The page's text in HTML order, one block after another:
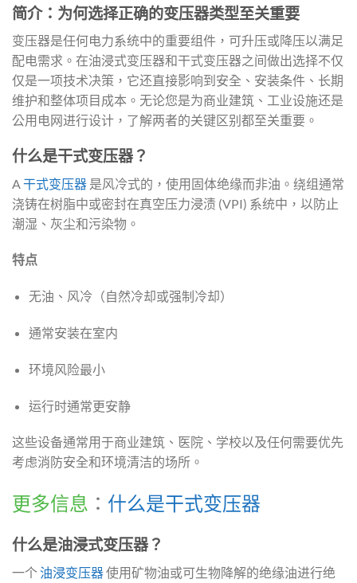
简介：为何选择正确的变压器类型至关重要
变压器是任何电力系统中的重要组件，可升压或降压以满足
配电需求。在油浸式变压器和干式变压器之间做出选择不仅
仅是一项技术决策，它还直接影响到安全、安装条件、长期
维护和整体项目成本。无论您是为商业建筑、工业设施还是
公用电网进行设计，了解两者的关键区别都至关重要。
什么是干式变压器？
A 干式变压器 是风冷式的，使用固体绝缘而非油。绕组通常
浇铸在树脂中或密封在真空压力浸渍 (VPI) 系统中，以防止
潮湿、灰尘和污染物。
特点
无油、风冷（自然冷却或强制冷却）
通常安装在室内
环境风险最小
运行时通常更安静
这些设备通常用于商业建筑、医院、学校以及任何需要优先
考虑消防安全和环境清洁的场所。
更多信息 ： 什么是干式变压器
什么是油浸式变压器？
一个 油浸变压器使用矿物油或可生物降解的绝缘油进行绝